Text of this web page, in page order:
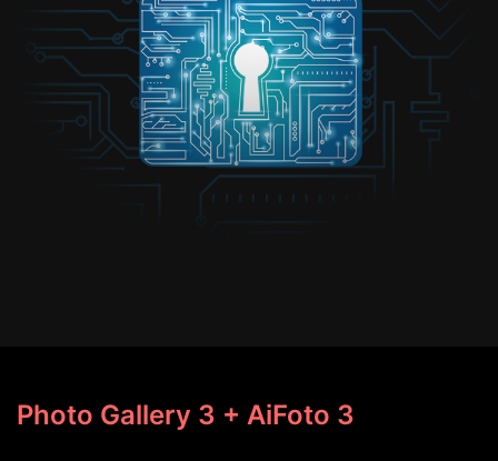
Photo Gallery 3 + AiFoto 3